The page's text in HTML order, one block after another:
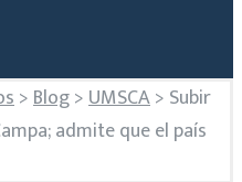
>Blog>UMSCA> Subir
admite que el país